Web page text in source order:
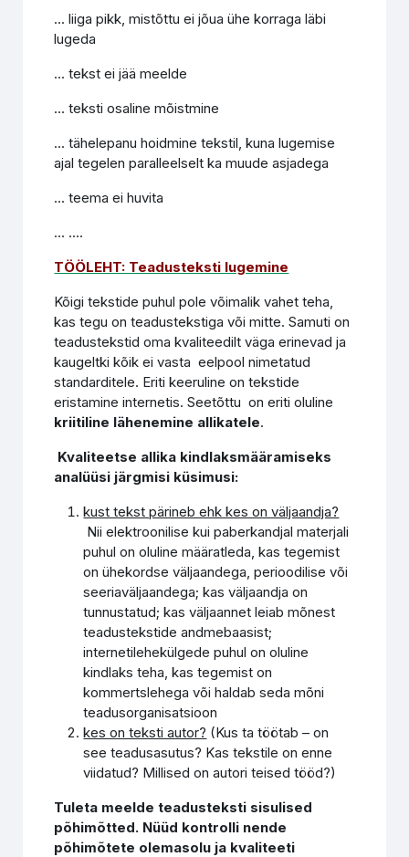
... liiga pikk, mistõttu ei jõua ühe korraga läbi
lugeda
... tekst ei jää meelde
... teksti osaline mõistmine
... tähelepanu hoidmine tekstil, kuna lugemise
ajal tegelen paralleelselt ka muude asjadega
... teema ei huvita
... ....
TÖÖLEHT: Teadusteksti lugemine
Kõigi tekstide puhul pole võimalik vahet teha,
kas tegu on teadustekstiga või mitte. Samuti on
teadustekstid oma kvaliteedilt väga erinevad ja
kaugeltki kõik ei vasta eelpool nimetatud
standarditele. Eriti keeruline on tekstide
eristamine internetis. Seetõttu on eriti oluline
kriitiline lähenemine allikatele.
Kvaliteetse allika kindlaksmääramiseks
analüüsi järgmisi küsimusi:
kust tekst pärineb ehk kes on väljaandja?
Nii elektroonilise kui paberkandjal materjali
puhul on oluline määratleda, kas tegemist
on ühekordse väljaandega, perioodilise või
seeriaväljaandega; kas väljaandja on
tunnustatud; kas väljaannet leiab mõnest
teadustekstide andmebaasist;
internetilehekülgede puhul on oluline
kindlaks teha, kas tegemist on
kommertslehega või haldab seda mõni
teadusorganisatsioon
kes on teksti autor? (Kus ta töötab – on
see teadusasutus? Kas tekstile on enne
viidatud? Millised on autori teised tööd?)
Tuleta meelde teadusteksti sisulised
põhimõtted. Nüüd kontrolli nende
põhimõtete olemasolu ja kvaliteeti